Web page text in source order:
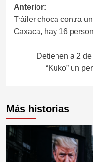
Navegación
de
entradas
Anterior:
Tráiler choca contra
Oaxaca, hay 16
Detienen a 2
“Kuko” un
Más historias